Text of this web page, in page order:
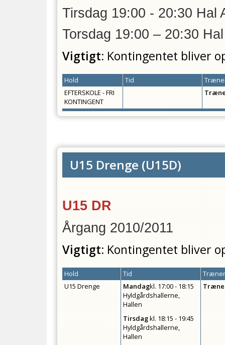
Tirsdag 19:00 - 20:30 Hal
Torsdag 19:00 – 20:30
Vigtigt: Kontingentet bliver
Hold Tid
EFTERSKOLE - FRI
KONTINGENT
U15 Drenge (U15D)
U15 DR
Årgang 2010/2011
Vigtigt: Kontingentet bliver
Hold Tid
U15 Drenge
Mandagkl. 17:00 - 18:15
Hyldgårdshallerne,
Hallen
Tirsdagkl. 18:15 - 19:45
Hyldgårdshallerne,
Hallen